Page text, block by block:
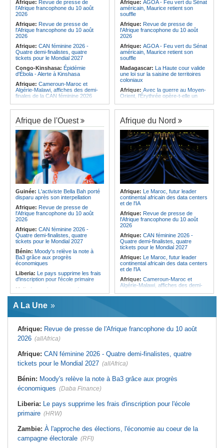
Afrique:Bamako - Alger - Câbles et
cartes se reconnectent dans un ciel
bien dégagé
de la CAF en 2026/27
Angola:
$US
Afrique: Revue de presse de
l'Afrique francophone du 10 août
2026
Afrique: Revue de presse de
l'Afrique francophone du 10 août
2026
Afrique: CAN féminine 2026 -
Quatre demi-finalistes, quatre
tickets pour le Mondial 2027
Congo-Kinshasa: Épidémie
d'Ébola - Alerte à Kinshasa
Afrique: Cameroun-Maroc et
Algérie-Malawi, affiches des demi-
finales de la CAN féminine 2026
Angola:Une loi sur les «fausses
informations» suscite des craintes
pour la liberté d'expression
Gabon:Avec l'accrochage du
drapeau obligatoire, les
commerçants de Libreville craignent
le racket
Congo-Kinshasa:Après la
libération de 15 détenus, les
divergences persistent entre
Kinshasa et l'AFC/M23
Cameroun:Une épidémie de
choléra touche le nord du pays
Congo-Kinshasa:Nouvelle attaque
meurtrière des ADF - Comment
arrêter la spirale de la violence
Afrique: AGOA - Feu vert du Sénat
américain, Maurice retient son
souffle
Afrique: Revue de presse de
l'Afrique francophone du 10 août
2026
Afrique: AGOA - Feu vert du Sénat
américain, Maurice retient son
souffle
Madagascar: La Haute cour valide
une loi sur la saisine de territoires
coloniaux
Afrique: Avec la guerre au Moyen-
Orient, l'Érythrée opère-t-elle un
Ile Maurice:Maurice regarde vers
la Maison-Blanche
Ethiopie:Le Parti de la prospérité
placera le bien-être des citoyens au
coeur du prochain programme
quinquennal
Afrique de l'Est:L'aventurisme
militaire du régime érythréen risque
de replonger la Corne de l'Afrique
dans le conflit
Ile Maurice:Un piéton de 70 ans
grièvement blessé
Ile Maurice:5 000 maisons toujours
bloquées faute de raccordement
Afrique de l'Ouest
Guinée: L'activiste Bella Bah porté
disparu après son interpellation
Afrique: Revue de presse de
l'Afrique francophone du 10 août
2026
Afrique: CAN féminine 2026 -
Quatre demi-finalistes, quatre
tickets pour le Mondial 2027
Bénin: Moody's relève la note à
Ba3 grâce aux progrès
économiques
Liberia: Le pays supprime les frais
d'inscription pour l'école primaire
Mali:
Accrochages entre forces
gouvernementales et rebelles
encore disséminés sur le territoire
Sonko contre Diomaye Faye
Afrique:Cameroun-Maroc et
Algérie-Malawi, affiches des demi-
finales de la CAN féminine 2026
disparu après son interpellation
Sénégal: À Dakar, un atelier
citoyennes portées par des femmes
Afrique du Nord
Afrique: Le Maroc, futur leader
continental africain des data centers
et de l'IA
Afrique: Revue de presse de
l'Afrique francophone du 10 août
2026
Afrique: CAN féminine 2026 -
Quatre demi-finalistes, quatre
tickets pour le Mondial 2027
Afrique: Le Maroc, futur leader
continental africain des data centers
et de l'IA
Afrique: Cameroun-Maroc et
Algérie-Malawi, affiches des demi-
l'Espagne
Afrique:Un ex-otage allemand
Afrique: Bamako - Alger - Câbles et
cartes se reconnectent dans un ciel
bien dégagé
salue l'action conjointe du pays et de
continent soigne sa croissance
A La Une
Afrique: Revue de presse de l'Afrique francophone du 10 août
2026 (allAfrica)
Afrique: CAN féminine 2026 - Quatre demi-finalistes, quatre
tickets pour le Mondial 2027 (allAfrica)
Bénin: Moody's relève la note à Ba3 grâce aux progrès
économiques (Daba Finance)
Liberia: Le pays supprime les frais d'inscription pour l'école
primaire (HRW)
Zambie: À l'approche des élections, l'économie au coeur de la
campagne électorale (RFI)